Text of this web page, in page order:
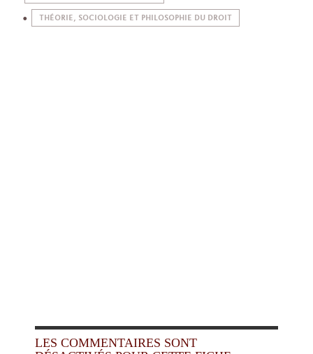
THÉORIE, SOCIOLOGIE ET PHILOSOPHIE DU DROIT
LES COMMENTAIRES SONT